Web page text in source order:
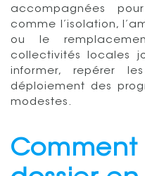
accompagnées
comme l’isolation,
ou le
collectivités locales
informer, repérer
déploiement des
modestes.